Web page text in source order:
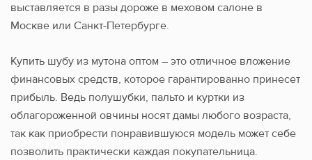
выставляется в разы дороже в меховом салоне в
Москве или Санкт-Петербурге.
Купить шубу из мутона оптом – это отличное вложение
финансовых средств, которое гарантированно принесет
прибыль. Ведь полушубки, пальто и куртки из
облагороженной овчины носят дамы любого возраста,
так как приобрести понравившуюся модель может себе
позволить практически каждая покупательница.